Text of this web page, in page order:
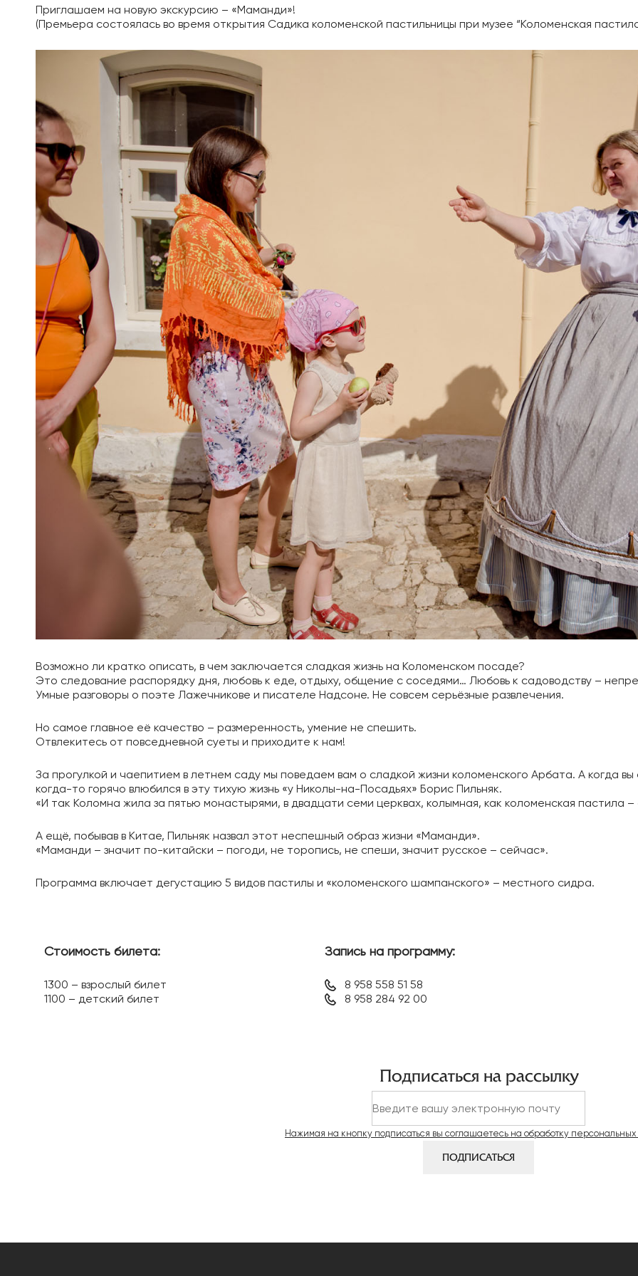
Приглашаем на новую экскурсию – «Маманди»!
(Премьера состоялась во время открытия Садика коломенской пастильницы при музее “Коломенская
Возможно ли кратко описать, в чем заключается сладкая жизнь на Коломенском посаде?
Это следование распорядку дня, любовь к еде, отдыху, общение с соседями… Любовь к садоводству –
Умные разговоры о поэте Лажечникове и писателе Надсоне. Не совсем серьёзные развлечения.
Но самое главное её качество – размеренность, умение не спешить.
Отвлекитесь от повседневной суеты и приходите к нам!
За прогулкой и чаепитием в летнем саду мы поведаем вам о сладкой жизни коломенского Арбата. А когда вы
когда-то горячо влюбился в эту тихую жизнь «у Николы-на-Посадьях» Борис Пильняк.
«И так Коломна жила за пятью монастырями, в двадцати семи церквах, колымная, как коломенская пастила –
А ещё, побывав в Китае, Пильняк назвал этот неспешный образ жизни «Маманди».
«Маманди – значит по-китайски – погоди, не торопись, не спеши, значит русское – сейчас».
Программа включает дегустацию 5 видов пастилы и «коломенского шампанского» – местного сидра.
Стоимость билета:
1300 – взрослый билет
1100 – детский билет
Запись на программу:
8 958 558 51 58
8 958 284 92 00
Подписаться на рассылку
Нажимая на кнопку подписаться вы соглашаетесь на обработку
ПОДПИСАТЬСЯ